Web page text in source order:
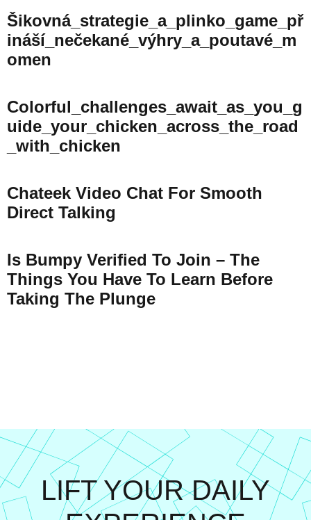
Šikovná_strategie_a_plinko_game_př
Ináší_nečekané_výhry_a_poutavé_m
Omen
Colorful_challenges_await_as_you_g
Uide_your_chicken_across_the_road
_with_chicken
Chateek Video Chat For Smooth
Direct Talking
Is Bumpy Verified To Join – The
Things You Have To Learn Before
Taking The Plunge
LIFT YOUR DAILY